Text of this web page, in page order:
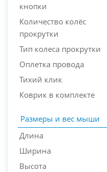
кнопки
Количество колёс
прокрутки
Тип колеса прокрутки
Оплетка провода
Тихий клик
Коврик в комплекте
Размеры и вес мыши
Длина
Ширина
Высота